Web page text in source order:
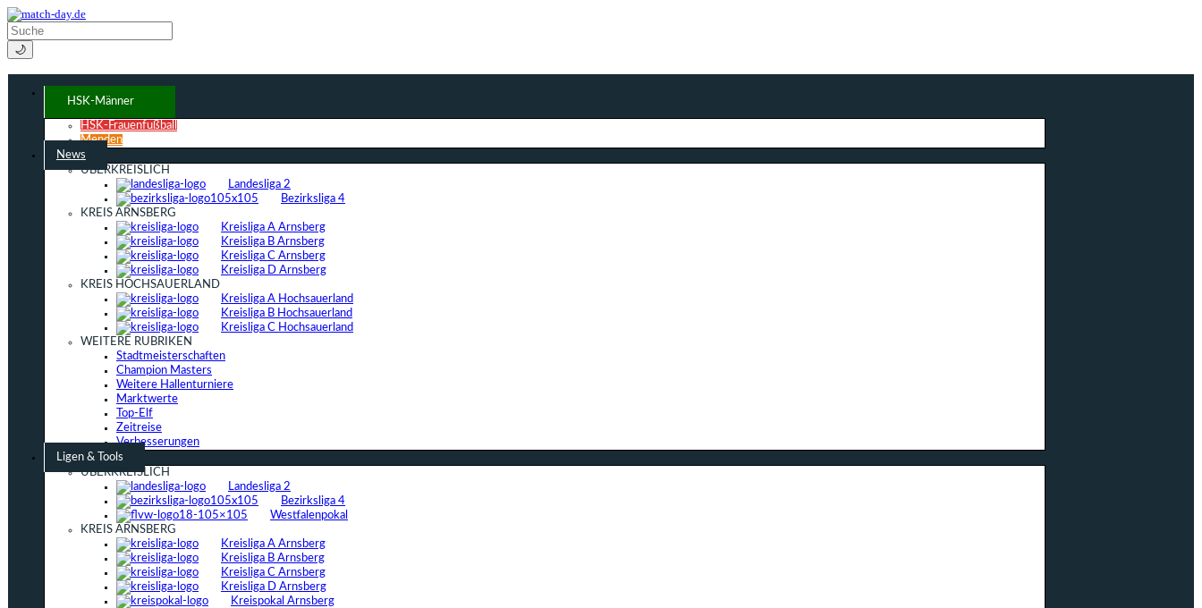
🌙
HSK-Männer
HSK-Frauenfußball
Menden
News
ÜBERKREISLICH
Landesliga 2
Bezirksliga 4
KREIS ARNSBERG
Kreisliga A Arnsberg
Kreisliga B Arnsberg
Kreisliga C Arnsberg
Kreisliga D Arnsberg
KREIS HOCHSAUERLAND
Kreisliga A Hochsauerland
Kreisliga B Hochsauerland
Kreisliga C Hochsauerland
WEITERE RUBRIKEN
Stadtmeisterschaften
Champion Masters
Weitere Hallenturniere
Marktwerte
Top-Elf
Zeitreise
Verbesserungen
Ligen & Tools
ÜBERKREISLICH
Landesliga 2
Bezirksliga 4
Westfalenpokal
KREIS ARNSBERG
Kreisliga A Arnsberg
Kreisliga B Arnsberg
Kreisliga C Arnsberg
Kreisliga D Arnsberg
Kreispokal Arnsberg